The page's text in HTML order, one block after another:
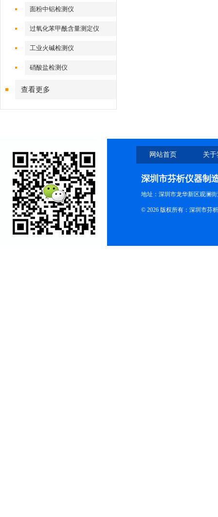
面粉中铝检测仪
过氧化苯甲酰含量测定仪
工业火碱检测仪
硝酸盐检测仪
查看更多
网站首页 关
深圳市芬析仪器制
地址：深圳市龙华新区观澜
© 2026 版权所有：深圳市芬